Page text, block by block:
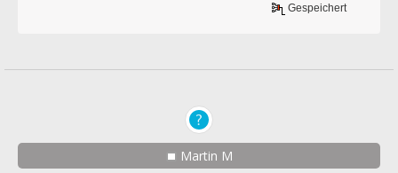
Gespeichert
Martin M